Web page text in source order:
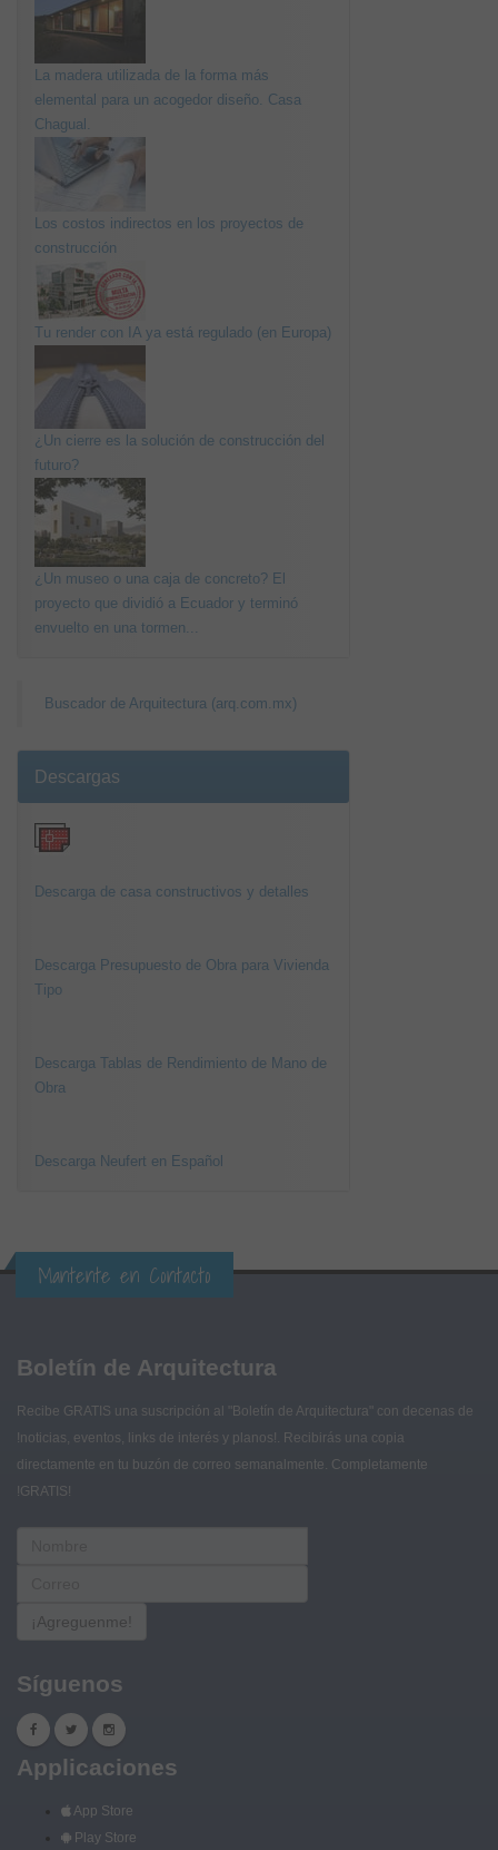
La madera utilizada de la forma más
elemental para un acogedor diseño. Casa
Chagual.
Los costos indirectos en los proyectos de
construcción
Tu render con IA ya está regulado (en Europa)
¿Un cierre es la solución de construcción del
futuro?
¿Un museo o una caja de concreto? El
proyecto que dividió a Ecuador y terminó
envuelto en una tormen...
Buscador de Arquitectura (arq.com.mx)
Descargas
Descarga de casa constructivos y detalles
Descarga Presupuesto de Obra para Vivienda
Tipo
Descarga Tablas de Rendimiento de Mano de
Obra
Descarga Neufert en Español
Mantente en Contacto
Boletín de Arquitectura
Recibe GRATIS una suscripción al "Boletín de Arquitectura" con decenas de
!noticias, eventos, links de interés y planos!. Recibirás una copia
directamente en tu buzón de correo semanalmente. Completamente
!GRATIS!
¡Agreguenme!
Síguenos
Applicaciones
App Store
Play Store